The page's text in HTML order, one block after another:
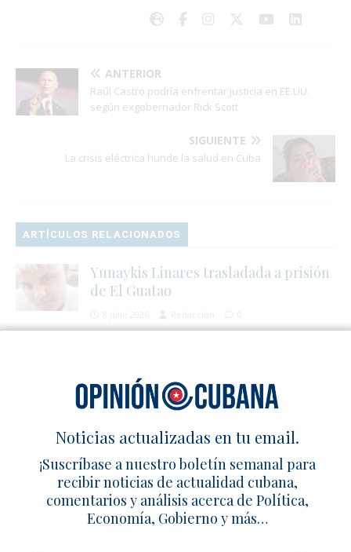
ANTERIOR
Raúl Castro podría enfrentar justicia en EE.UU.
según exgobernador Rick Scott
SIGUIENTE
La crisis eléctrica hunde la salud en Cuba
ARTÍCULOS RELACIONADOS
Yunaykis Linares trasladada a prisión
de El Guatao
3 julio 2026 Redacción 0
Preso político Ángel Cuza: denuncia
acusaciones falsas y pide apoyo desde
prisión
9 agosto 2025 Redacción 1
Noticias actualizadas en tu email.
¡Suscríbase a nuestro boletín semanal para
recibir noticias de actualidad cubana,
comentarios y análisis acerca de Política,
Economía, Gobierno y más…